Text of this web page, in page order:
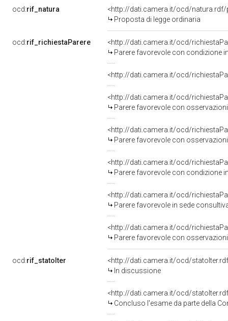
ocd:rif_natura
<http://dati.camera.it/ocd/natura.rdf/
Proposta di legge ordinaria
ocd:rif_richiestaParere
<http://dati.camera.it/ocd/
Parere favorevole con condizione
<http://dati.camera.it/ocd/
<http://dati.camera.it/ocd/
Parere favorevole con
<http://dati.camera.it/ocd/
Parere favorevole con
<http://dati.camera.it/ocd/
Parere favorevole con condizione
<http://dati.camera.it/ocd/
Parere favorevole in sede
<http://dati.camera.it/ocd/
Parere favorevole con
ocd:rif_statoIter
<http://dati.camera.it/ocd/
In discussione
<http://dati.camera.it/ocd/
Concluso l'esame da parte della